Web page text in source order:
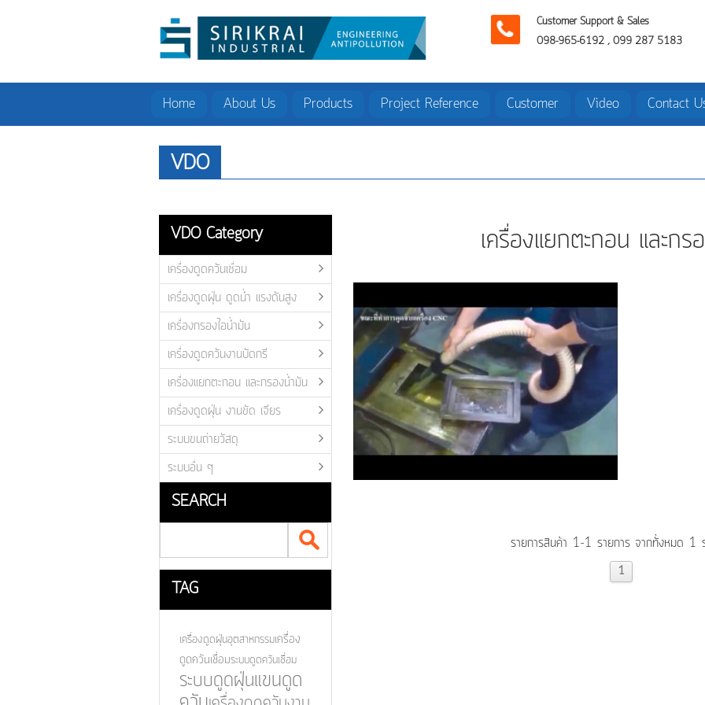
Customer Support & Sales
098-965-6192 , 099 287 5183
Home About Us Products Project Reference Customer Video Contact
VDO
VDO Category
เครื่องดูดควันเชื่อม
เครื่องดูดฝุ่น ดูดน้ำ แรงดันสูง
เครื่องกรองไอน้ำมัน
เครื่องดูดควันงานบัดกรี
เครื่องแยกตะกอน และกรองน้ำมัน
เครื่องดูดฝุ่น งานขัด เจียร
ระบบขนถ่ายวัสดุ
ระบบอื่น ๆ
SEARCH
TAG
เครื่องดูดฝุ่นอุตสาหกรรมเครื่อง
ดูดควันเชื่อมระบบดูดควันเชื่อม
ระบบดูดฝุ่นแขนดูด
เครื่องแยกตะกอน และกร
รายการสินค้า 1-1 รายการ จากทั้งหมด 1
1